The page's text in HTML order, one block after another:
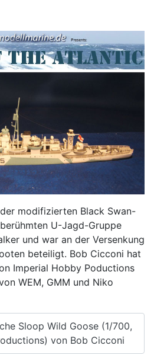
der modifizierten Black Swan-
U-Jagd-Gruppe
und war an der Versenkung
beteiligt. Bob Cicconi hat
Imperial Hobby Poductions
WEM, GMM und Niko
Sloop Wild Goose (1/700,
von Bob Cicconi